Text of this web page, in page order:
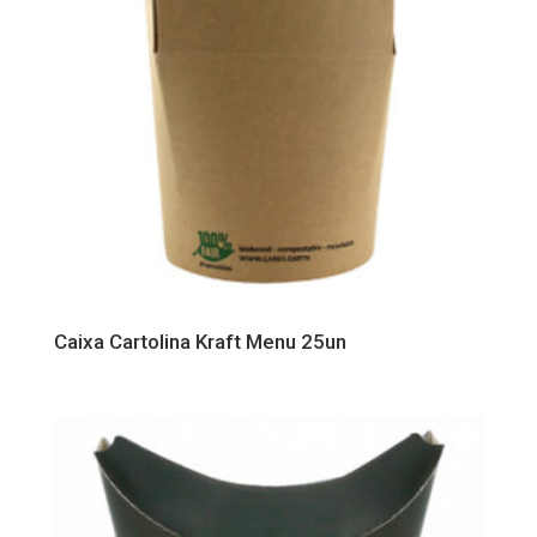
Caixa Cartolina Kraft Menu 25un